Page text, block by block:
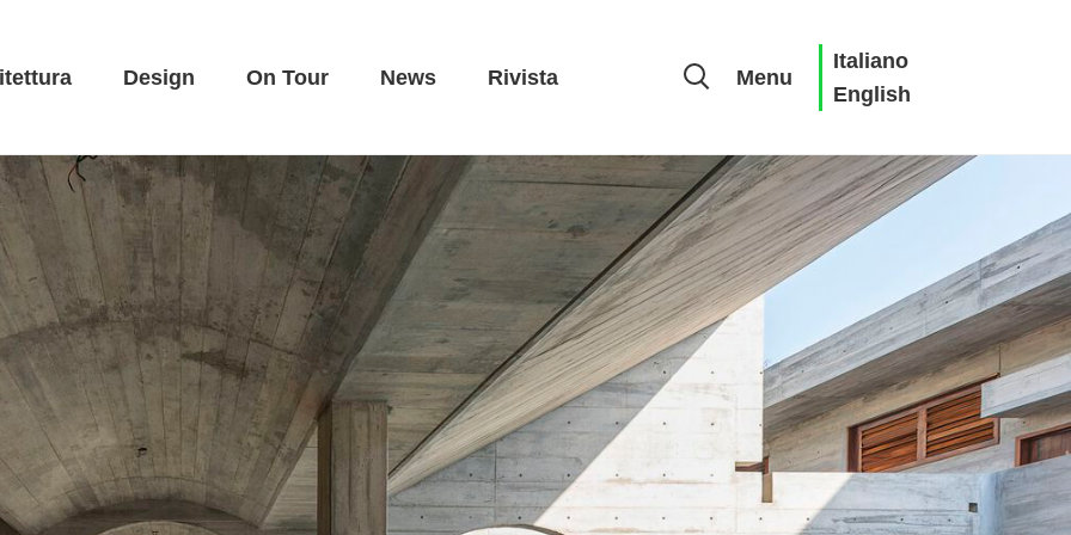
Design On Tour News Rivista Menu
Italiano
English